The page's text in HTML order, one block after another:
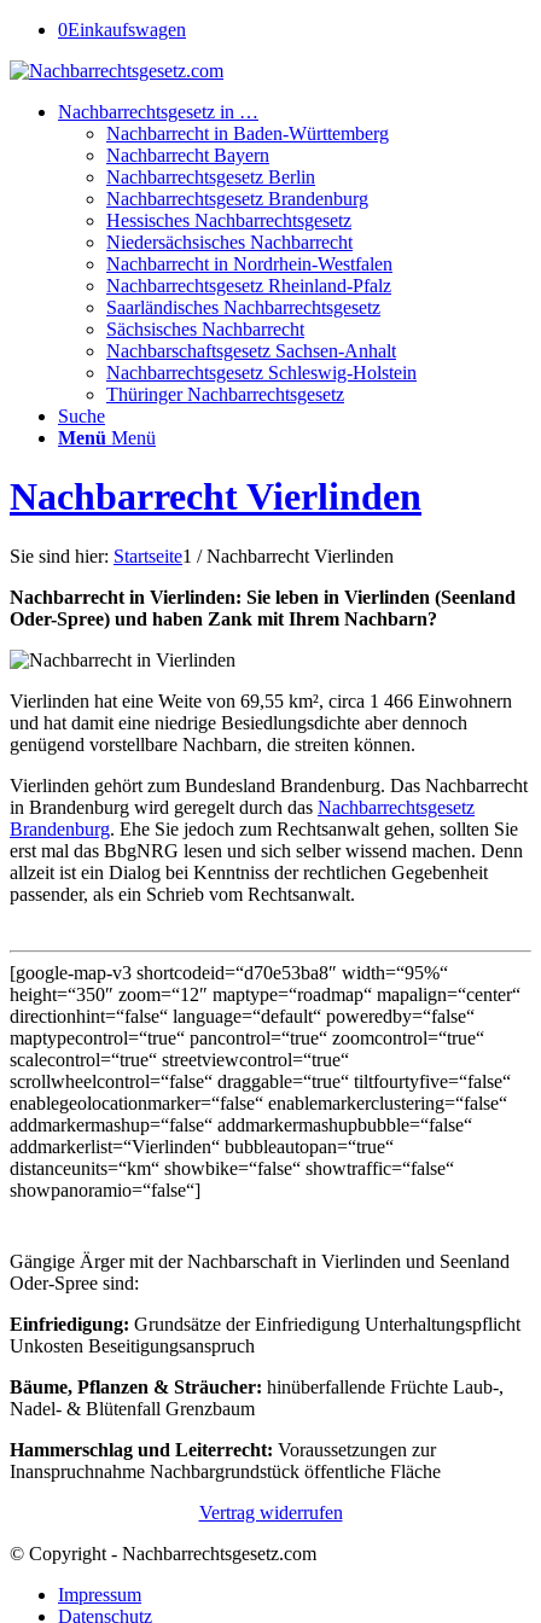
0Einkaufswagen
Nachbarrechtsgesetz in …
Nachbarrecht in Baden-Württemberg
Nachbarrecht Bayern
Nachbarrechtsgesetz Berlin
Nachbarrechtsgesetz Brandenburg
Hessisches Nachbarrechtsgesetz
Niedersächsisches Nachbarrecht
Nachbarrecht in Nordrhein-Westfalen
Nachbarrechtsgesetz Rheinland-Pfalz
Saarländisches Nachbarrechtsgesetz
Sächsisches Nachbarrecht
Nachbarschaftsgesetz Sachsen-Anhalt
Nachbarrechtsgesetz Schleswig-Holstein
Thüringer Nachbarrechtsgesetz
Suche
Menü Menü
Nachbarrecht Vierlinden
Sie sind hier: Startseite1 / Nachbarrecht Vierlinden
Nachbarrecht in Vierlinden: Sie leben in Vierlinden (Seenland
Oder-Spree) und haben Zank mit Ihrem Nachbarn?
Vierlinden hat eine Weite von 69,55 km², circa 1 466 Einwohnern
und hat damit eine niedrige Besiedlungsdichte aber dennoch
genügend vorstellbare Nachbarn, die streiten können.
Vierlinden gehört zum Bundesland Brandenburg. Das Nachbarrecht
in Brandenburg wird geregelt durch das Nachbarrechtsgesetz
Brandenburg. Ehe Sie jedoch zum Rechtsanwalt gehen, sollten Sie
erst mal das BbgNRG lesen und sich selber wissend machen. Denn
allzeit ist ein Dialog bei Kenntniss der rechtlichen Gegebenheit
passender, als ein Schrieb vom Rechtsanwalt.
[google-map-v3 shortcodeid=“d70e53ba8″ width=“95%“
height=“350″ zoom=“12″ maptype=“roadmap“ mapalign=“center“
directionhint=“false“ language=“default“ poweredby=“false“
maptypecontrol=“true“ pancontrol=“true“ zoomcontrol=“true“
scalecontrol=“true“ streetviewcontrol=“true“
scrollwheelcontrol=“false“ draggable=“true“ tiltfourtyfive=“false“
enablegeolocationmarker=“false“ enablemarkerclustering=“false“
addmarkermashup=“false“ addmarkermashupbubble=“false“
addmarkerlist=“Vierlinden“ bubbleautopan=“true“
distanceunits=“km“ showbike=“false“ showtraffic=“false“
showpanoramio=“false“]
Gängige Ärger mit der Nachbarschaft in Vierlinden und Seenland
Oder-Spree sind:
Einfriedigung: Grundsätze der Einfriedigung Unterhaltungspflicht
Unkosten Beseitigungsanspruch
Bäume, Pflanzen & Sträucher: hinüberfallende Früchte Laub-,
Nadel- & Blütenfall Grenzbaum
Hammerschlag und Leiterrecht: Voraussetzungen zur
Inanspruchnahme Nachbargrundstück öffentliche Fläche
Vertrag widerrufen
© Copyright - Nachbarrechtsgesetz.com
Impressum
Datenschutz